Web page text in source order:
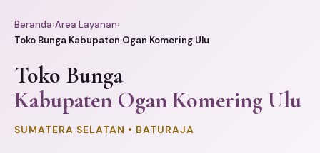
Beranda›Area Layanan›
Toko Bunga Kabupaten Ogan Komering Ulu
Toko Bunga
Kabupaten Ogan Komering Ulu
SUMATERA SELATAN • BATURAJA